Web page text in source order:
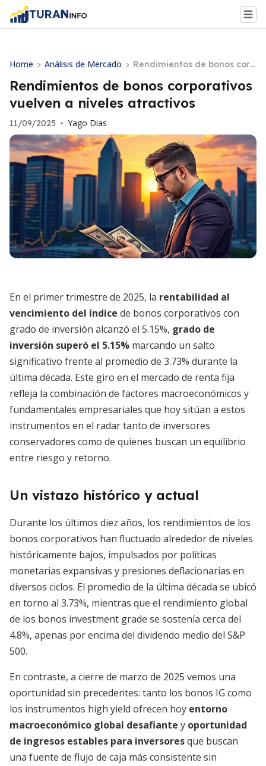
Home > Análisis de Mercado > Rendimientos de bonos corp
orativos vuelven a niveles at
ractivos
Rendimientos de bonos corporativos
vuelven a niveles atractivos
11/09/2025 • Yago Dias
En el primer trimestre de 2025, la rentabilidad al
vencimiento del índice de bonos corporativos con
grado de inversión alcanzó el 5.15%, grado de
inversión superó el 5.15% marcando un salto
significativo frente al promedio de 3.73% durante la
última década. Este giro en el mercado de renta fija
refleja la combinación de factores macroeconómicos y
fundamentales empresariales que hoy sitúan a estos
instrumentos en el radar tanto de inversores
conservadores como de quienes buscan un equilibrio
entre riesgo y retorno.
Un vistazo histórico y actual
Durante los últimos diez años, los rendimientos de los
bonos corporativos han fluctuado alrededor de niveles
históricamente bajos, impulsados por políticas
monetarias expansivas y presiones deflacionarias en
diversos ciclos. El promedio de la última década se ubicó
en torno al 3.73%, mientras que el rendimiento global
de los bonos investment grade se sostenía cerca del
4.8%, apenas por encima del dividendo medio del S&P
500.
En contraste, a cierre de marzo de 2025 vemos una
oportunidad sin precedentes: tanto los bonos IG como
los instrumentos high yield ofrecen hoy entorno
macroeconómico global desafiante y oportunidad
de ingresos estables para inversoresque buscan
una fuente de flujo de caja más consistente sin